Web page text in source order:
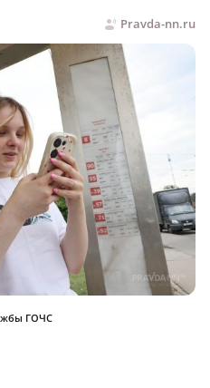
Pravda-nn.ru
ГОЧС